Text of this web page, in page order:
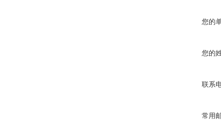
您的
您的
联系
常用